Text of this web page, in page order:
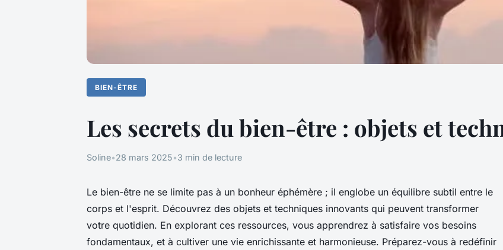
BIEN-ÊTRE
Les secrets du bien-être : objets et
Soline•28 mars 2025•3 min de lecture
Le bien-être ne se limite pas à un bonheur éphémère ; il englobe un équilibre subtil entre le
corps et l'esprit. Découvrez des objets et techniques innovants qui peuvent transformer
votre quotidien. En explorant ces ressources, vous apprendrez à satisfaire vos besoins
fondamentaux, et à cultiver une vie enrichissante et harmonieuse. Préparez-vous à redéfinir